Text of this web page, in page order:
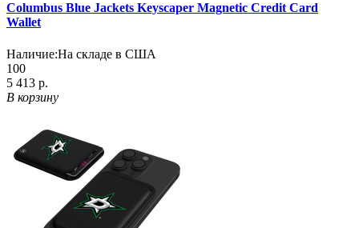
Columbus Blue Jackets Keyscaper Magnetic Credit Card
Wallet
Наличие:На складе в США
100
5 413 р.
В корзину